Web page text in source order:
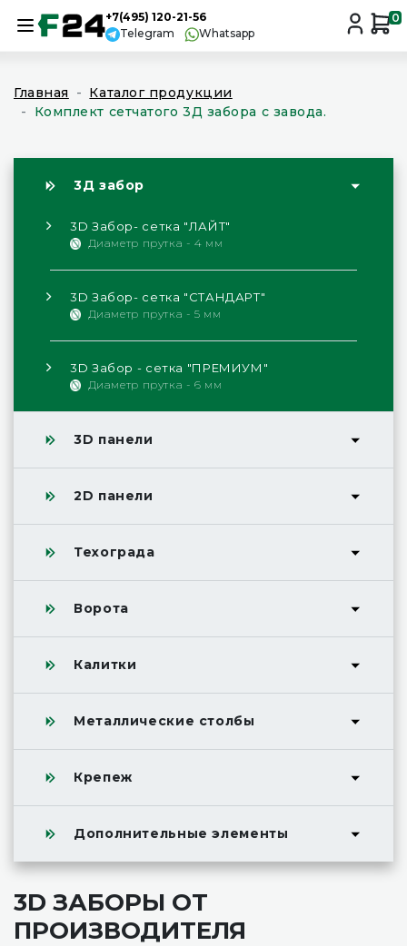
+7(495) 120-21-56
Telegram
Whatsapp
0
Главная
Каталог продукции
Комплект сетчатого 3Д забора с завода.
3Д забор
3D Забор- сетка "ЛАЙТ"
Диаметр прутка - 4 мм
3D Забор- сетка "СТАНДАРТ"
Диаметр прутка - 5 мм
3D Забор - сетка "ПРЕМИУМ"
Диаметр прутка - 6 мм
3D панели
2D панели
Техограда
Ворота
Калитки
Металлические столбы
Крепеж
Дополнительные элементы
3D ЗАБОРЫ ОТ
ПРОИЗВОДИТЕЛЯ